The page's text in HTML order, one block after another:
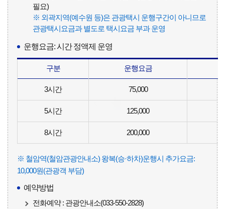
필요)
※ 외곽지역(예수원 등)은 관광택시 운행구간이 아니므로
관광택시요금과 별도로 택시요금 부과 운영
운행요금: 시간 정액제 운영
구분 운행요금
3시간 75,000
5시간 125,000
8시간 200,000
※ 철암역(철암관광안내소) 왕복(승·하차)운행시 추가요금:
10,000원(관광객 부담)
예약방법
전화예약 : 관광안내소(033-550-2828)